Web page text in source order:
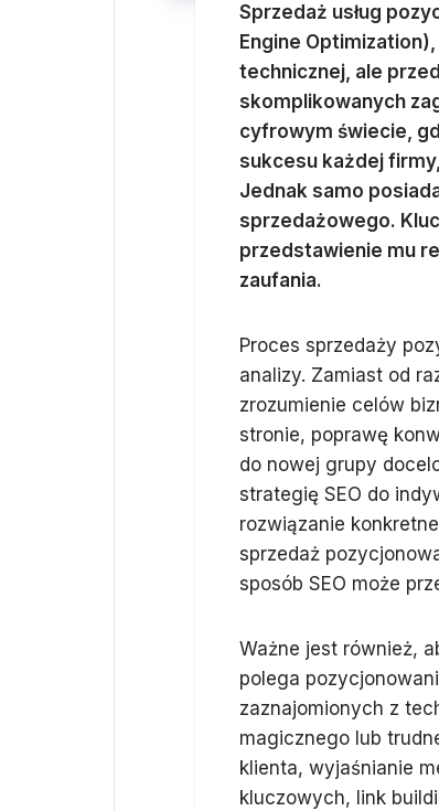
Sprzedaż usług
Engine
technicznej, ale
skomplikowanych
cyfrowym świecie,
sukcesu każdej
Jednak samo
sprzedażowego.
przedstawienie mu
zaufania.
Proces sprzedaży
analizy. Zamiast od
zrozumienie celów
stronie, poprawę
do nowej grupy
strategię SEO do
rozwiązanie
sprzedaż
sposób SEO może
Ważne jest również,
polega
zaznajomionych z
magicznego lub
klienta, wyjaśnianie
kluczowych, link